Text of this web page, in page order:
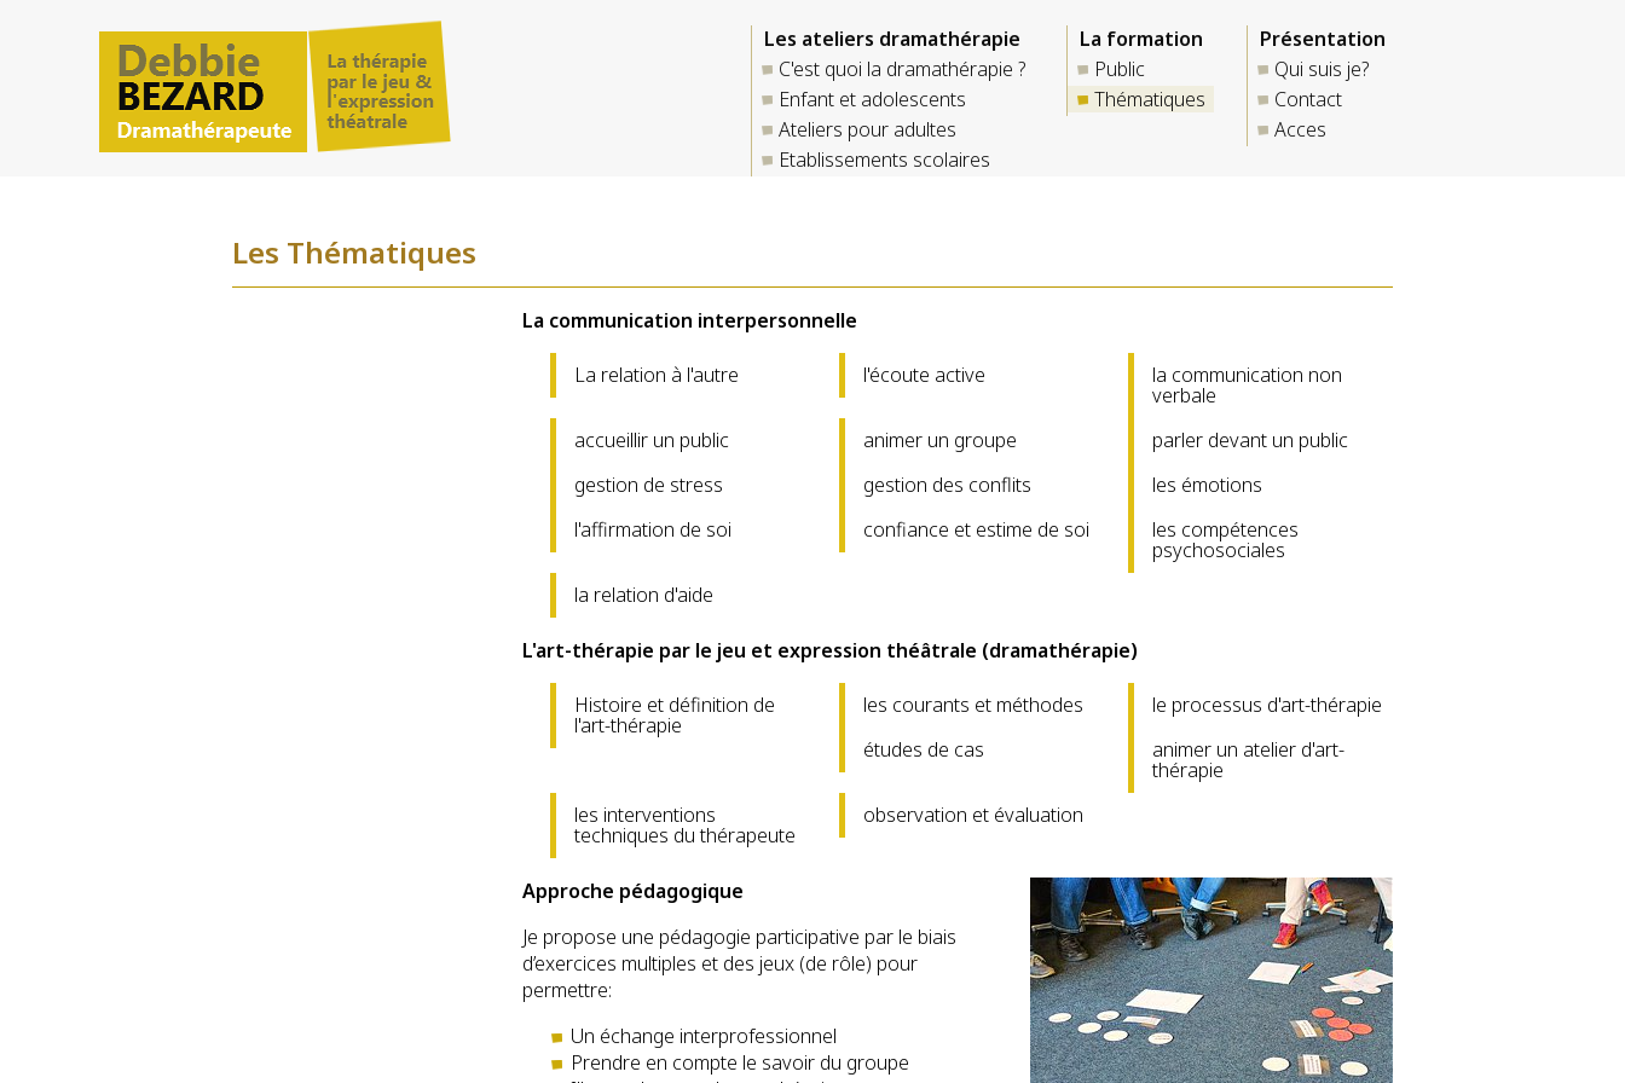
Les ateliers dramathérapie
C'est quoi la dramathérapie ?
Enfant et adolescents
Ateliers pour adultes
Etablissements scolaires
La formation
Public
Thématiques
Présentation
Qui suis je?
Contact
Acces
Les Thématiques
La communication interpersonnelle
La relation à l'autre l'écoute active la communication non
verbale
accueillir un public
animer un groupe
parler devant un public
gestion de stress
gestion des conflits
les émotions
l'affirmation de soi
confiance et estime de soi les compétences
psychosociales
la relation d'aide
L'art-thérapie par le jeu et expression théâtrale (dramathérapie)
Histoire et définition de
l'art-thérapie
les courants et méthodes
le processus d'art-thérapie
études de cas
animer un atelier d'art-
thérapie
les interventions
techniques du thérapeute
observation et évaluation
Approche pédagogique
Je propose une pédagogie participative par le biais
d’exercices multiples et des jeux (de rôle) pour
permettre:
Un échange interprofessionnel
Prendre en compte le savoir du groupe